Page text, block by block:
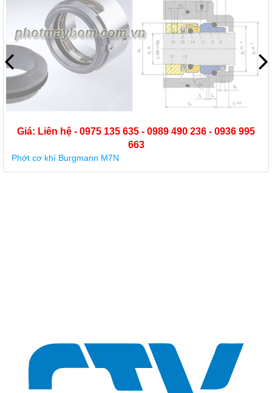
Giá: Liên hệ - 0975 135 635 - 0989 490 236 - 0936 995
663
Phớt cơ khí Burgmann M7N